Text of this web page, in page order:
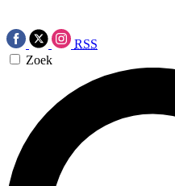
RSS
Zoek